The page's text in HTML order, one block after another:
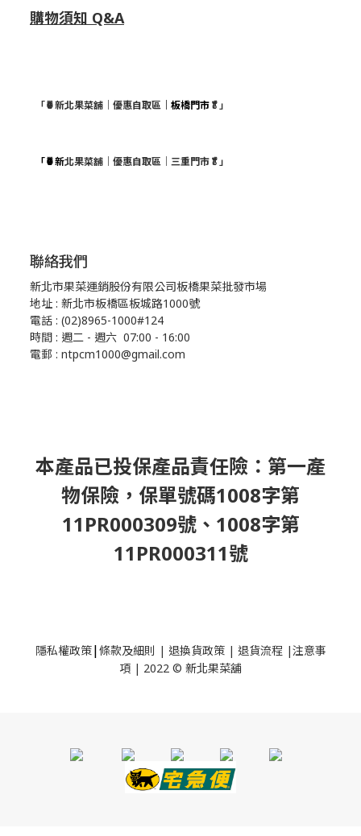
購物須知 Q&A
「🍍新北果菜舖｜優惠自取區 ｜板橋門市🥬」
「🍍新北果菜舖｜優惠自取區｜三重門市🥬」
聯絡我們
新北市果菜運銷股份有限公司板橋果菜批發市場
地址 : 新北市板橋區板城路1000號
電話 : (02)8965-1000#124
時間 : 週二 - 週六 07:00 - 16:00
電郵 : ntpcm1000@gmail.com
本產品已投保產品責任險：第一產
物保險，保單號碼1008字第
11PR000309號、1008字第
11PR000311號
隱私權政策|條款及細則 | 退換貨政策| 退貨流程 |注意事
項 | 2022 © 新北果菜舖